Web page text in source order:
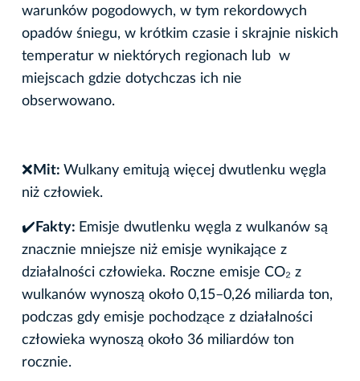
warunków pogodowych, w tym rekordowych
opadów śniegu, w krótkim czasie i skrajnie niskich
temperatur w niektórych regionach lub w
miejscach gdzie dotychczas ich nie
obserwowano.
❌ Mit: Wulkany emitują więcej dwutlenku węgla
niż człowiek.
✔ ️Fakty: Emisje dwutlenku węgla z wulkanów są
znacznie mniejsze niż emisje wynikające z
działalności człowieka. Roczne emisje CO₂ z
wulkanów wynoszą około 0,15–0,26 miliarda ton,
podczas gdy emisje pochodzące z działalności
człowieka wynoszą około 36 miliardów ton
rocznie.